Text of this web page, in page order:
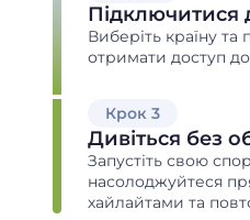
Підключитися
Виберіть країну та
отримати доступ
Крок 3
Дивіться без
Запустіть свою
насолоджуйтеся
хайлайтами та